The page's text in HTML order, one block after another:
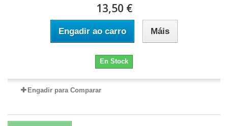
13,50 €
Engadir ao carro Máis
En Stock
Engadir para Comparar